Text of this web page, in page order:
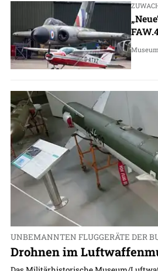
UNBEMANNTEN FLUGGERÄTE DER
Drohnen im